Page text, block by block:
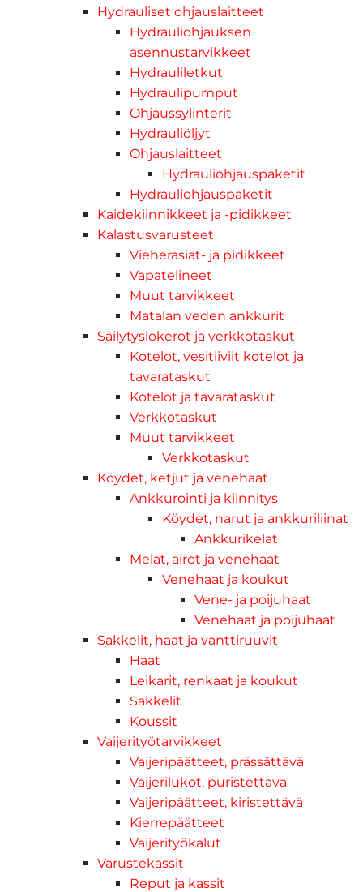
Hydrauliset ohjauslaitteet
Hydrauliohjauksen
asennustarvikkeet
Hydrauliletkut
Hydraulipumput
Ohjaussylinterit
Hydrauliöljyt
Ohjauslaitteet
Hydrauliohjauspaketit
Hydrauliohjauspaketit
Kaidekiinnikkeet ja -pidikkeet
Kalastusvarusteet
Vieherasiat- ja pidikkeet
Vapatelineet
Muut tarvikkeet
Matalan veden ankkurit
Säilytyslokerot ja verkkotaskut
Kotelot, vesitiiviit kotelot ja
tavarataskut
Kotelot ja tavarataskut
Verkkotaskut
Muut tarvikkeet
Verkkotaskut
Köydet, ketjut ja venehaat
Ankkurointi ja kiinnitys
Köydet, narut ja ankkuriliinat
Ankkurikelat
Melat, airot ja venehaat
Venehaat ja koukut
Vene- ja poijuhaat
Venehaat ja poijuhaat
Sakkelit, haat ja vanttiruuvit
Haat
Leikarit, renkaat ja koukut
Sakkelit
Koussit
Vaijerityötarvikkeet
Vaijeripäätteet, prässättävä
Vaijerilukot, puristettava
Vaijeripäätteet, kiristettävä
Kierrepäätteet
Vaijerityökalut
Varustekassit
Reput ja kassit